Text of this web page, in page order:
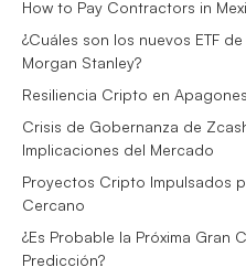
How to Pay Contractors in
¿Cuáles son los nuevos ETF
Morgan Stanley?
Resiliencia Cripto en
Crisis de Gobernanza de
Implicaciones del Mercado
Proyectos Cripto Impulsados
Cercano
¿Es Probable la Próxima Gran
Predicción?